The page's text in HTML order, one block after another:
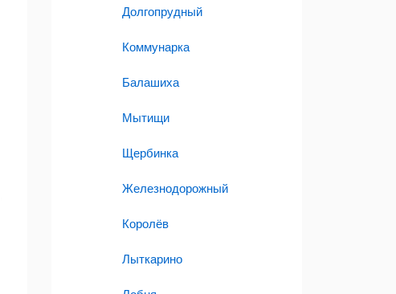
Долгопрудный
Коммунарка
Балашиха
Мытищи
Щербинка
Железнодорожный
Королёв
Лыткарино